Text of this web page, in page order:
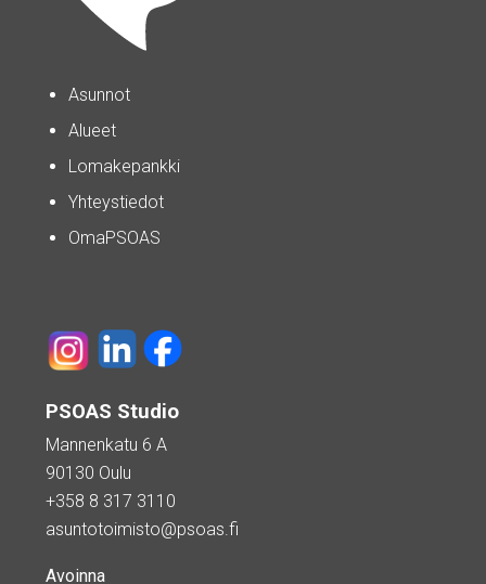
Asunnot
Alueet
Lomakepankki
Yhteystiedot
OmaPSOAS
PSOAS Studio
Mannenkatu 6 A
90130 Oulu
+358 8 317 3110
asuntotoimisto@psoas.fi
Avoinna